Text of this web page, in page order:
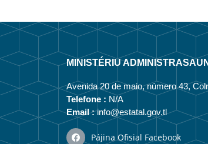
MINISTÉRIU
Avenida 20 de maio, número 43,
Telefone : N/A
Email :info@estatal.gov.tl
Pájina Ofisial Facebook